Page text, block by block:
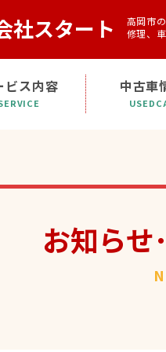
社スタート
高岡市
修理、
ビス内容 中古車
お知らせ